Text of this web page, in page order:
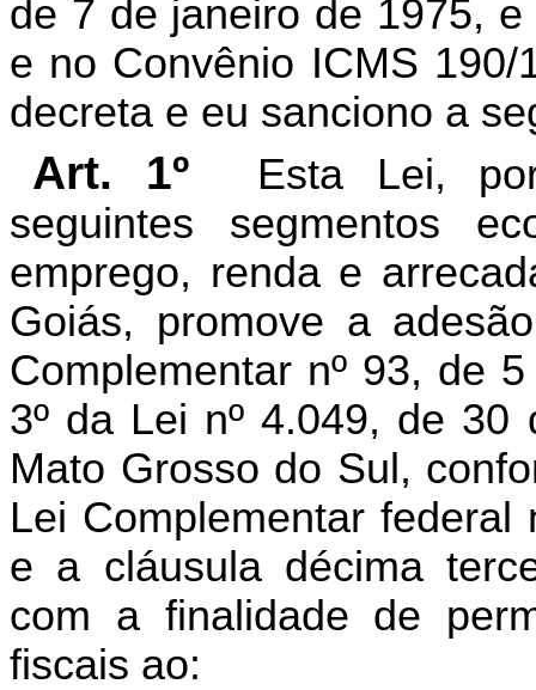
de 7 de janeiro de 1975,
e no Convênio ICMS
decreta e eu sanciono a
Art. 1º
Esta Lei,
seguintes segmentos
emprego, renda e
Goiás, promove a
Complementar nº 93, de
3º da Lei nº 4.049, de
Mato Grosso do Sul,
Lei Complementar
e a cláusula décima
com a finalidade de
fiscais ao: